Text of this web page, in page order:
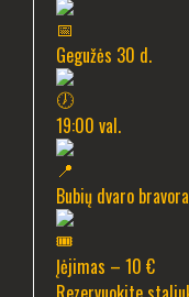
Gegužės 30 d.
19:00 val.
Bubių dvaro
Įėjimas – 10 €